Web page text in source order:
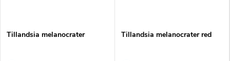
Tillandsia melanocrater Tillandsia melanocrater red